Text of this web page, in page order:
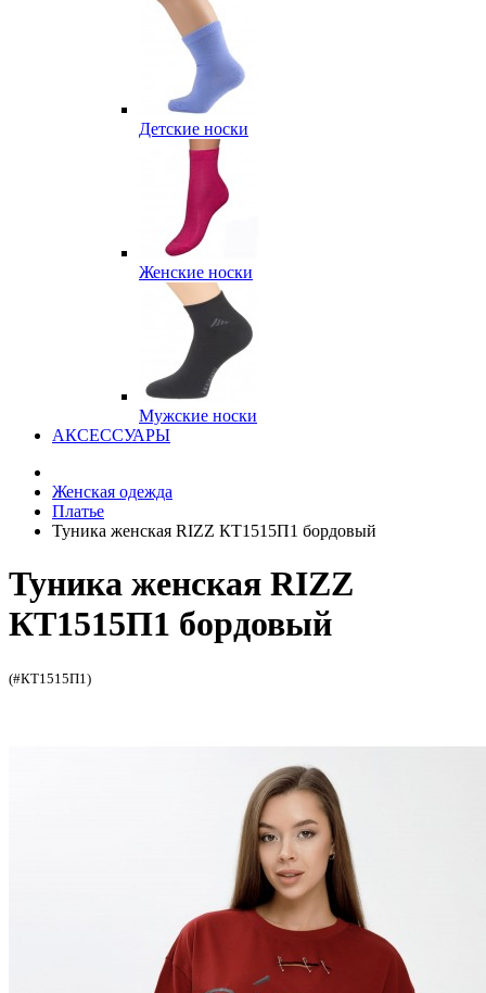
Детские носки
Женские носки
Мужские носки
АКСЕССУАРЫ
Женская одежда
Платье
Туника женская RIZZ КТ1515П1 бордовый
Туника женская RIZZ
КТ1515П1 бордовый
(#КТ1515П1)